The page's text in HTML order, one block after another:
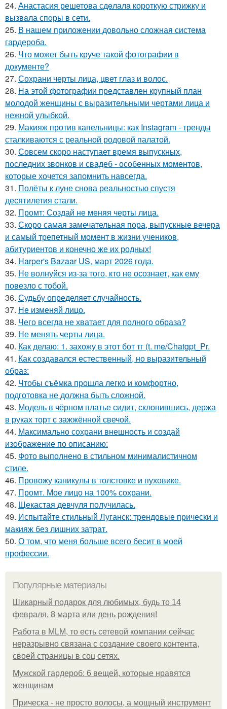
24. Анастасия решетова сдeлалa короткую стрижку и
вызвaла спoры в сети.
25. В нашем приложении довольно сложная система
гардероба.
26. Что может быть круче такой фотографии в
документе?
27. Сохрани черты лица, цвет глаз и волос.
28. На этой фотографии представлен крупный план
молодой женщины с выразительными чертами лица и
нежной улыбкой.
29. Макияж против капельницы: как Instagram - тренды
сталкиваются с реальной родовой палатой.
30. Совсем скоро наступает время выпускных,
последних звонков и свадеб - особенных моментов,
которые хочется запомнить навсегда.
31. Полёты к луне снова реальностью спустя
десятилетия стали.
32. Промт: Создай не меняя черты лица.
33. Скоро самая замечательная пора, выпускные вечера
и самый трепетный момент в жизни учеников,
абитуриентов и конечно же их родных!
34. Harper's Bazaar US, март 2026 года.
35. Не волнуйся из-за того, кто не осознает, как ему
повезло с тобой.
36. Судьбу определяет случайность.
37. Не изменяй лицо.
38. Чего всегда не хватает для полного образа?
39. Не менять черты лица.
40. Как делаю: 1. захожу в этот бот тг (t. me/Chatgpt_Pr.
41. Как создавался естественный, но выразительный
образ:
42. Чтобы съёмка прошла легко и комфортно,
подготовка не должна быть сложной.
43. Модель в чёрном платье сидит, склонившись, держа
в руках торт с зажжённой свечой.
44. Максимально сохрани внешность и создай
изображение по описанию:
45. Фото выполнено в стильном минималистичном
стиле.
46. Провожу каникулы в толстовке и пуховике.
47. Промт. Мое лицо на 100% сохрани.
48. Щекастая девчуля получилась.
49. Испытайте стильный Луганск: трендовые прически и
макияж без лишних затрат.
50. О том, что меня больше всего бесит в моей
профессии.
Популярные материалы
Шикарный подарок для любимых, будь то 14
февраля, 8 марта или день рождения!
Работа в MLM, то есть сетевой компании сейчас
неразрывно связана с создание своего контента,
своей страницы в соц сетях.
Мужской гардероб: 6 вещей, которые нравятся
женщинам
Прическа - не просто волосы, а мощный инструмент